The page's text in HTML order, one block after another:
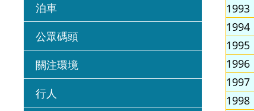
泊車
公眾碼頭
關注環境
行人
1993
1994
1995
1996
1997
1998